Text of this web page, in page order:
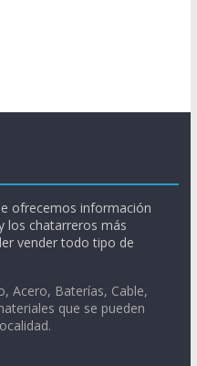
ofrecemos información
los chatarreros más
vender todo tipo de
Acero, Baterías, Cable,
que se pueden